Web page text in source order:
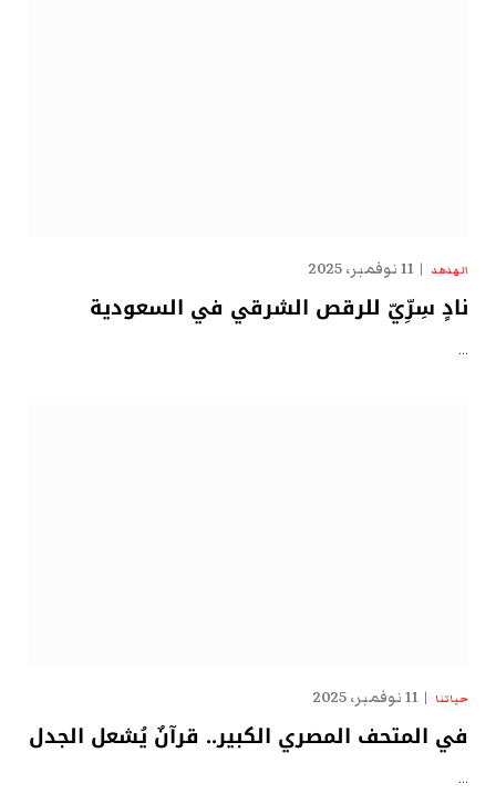
الهدهد 11 نوفمبر، 2025
نادٍ سِرِّيّ للرقص الشرقي في السعودية
…
حياتنا 11 نوفمبر، 2025
في المتحف المصري الكبير.. قرآنٌ يُشعل الجدل
…